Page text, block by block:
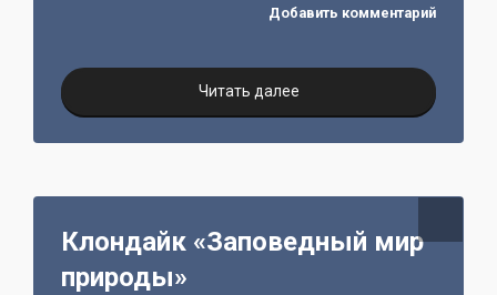
Добавить комментарий
Читать далее
Клондайк «Заповедный мир
природы»